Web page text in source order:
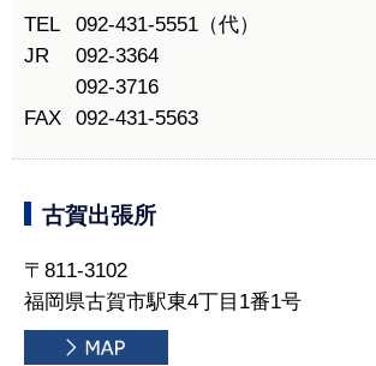
TEL
092-431-5551（代）
JR
092-3364
092-3716
FAX
092-431-5563
古賀出張所
〒811-3102
福岡県古賀市駅東4丁目1番1号